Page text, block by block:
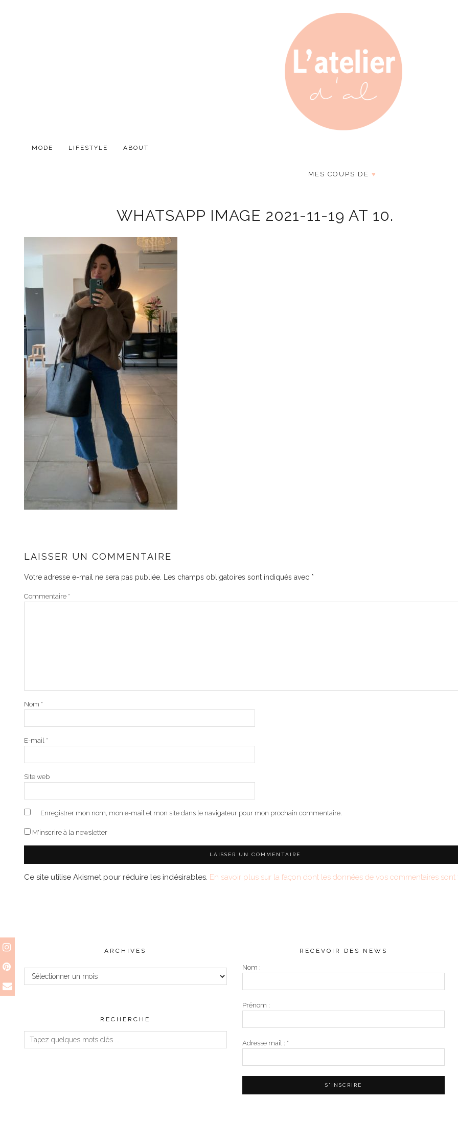
MODE LIFESTYLE ABOUT
MES COUPS DE ♥
WHATSAPP IMAGE 2021-11-19 AT 10.
LAISSER UN COMMENTAIRE
Votre adresse e-mail ne sera pas publiée. Les champs obligatoires sont indiqués avec *
Commentaire *
Nom *
E-mail *
Site web
Enregistrer mon nom, mon e-mail et mon site dans le navigateur pour mon prochain commentaire.
M'inscrire à la newsletter
Ce site utilise Akismet pour réduire les indésirables. En savoir plus sur la façon dont les données de vos commentaires sont
ARCHIVES
Archives
RECHERCHE
RECEVOIR DES NEWS
Nom :
Prénom :
Adresse mail : *